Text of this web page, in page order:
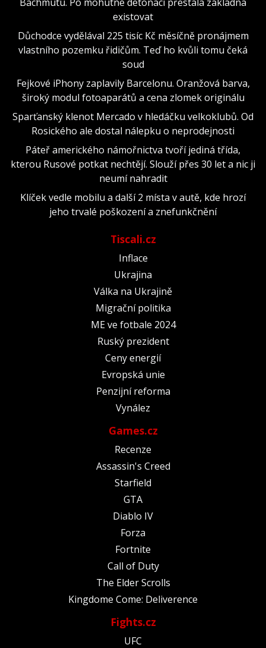
existovat
Důchodce vydělával 225 tisíc Kč měsíčně pronájmem
vlastního pozemku řidičům. Teď ho kvůli tomu čeká
soud
Fejkové iPhony zaplavily Barcelonu. Oranžová barva,
široký modul fotoaparátů a cena zlomek originálu
Sparťanský klenot Mercado v hledáčku velkoklubů. Od
Rosického ale dostal nálepku o neprodejnosti
Páteř amerického námořnictva tvoří jediná třída,
kterou Rusové potkat nechtějí. Slouží přes 30 let a nic ji
neumí nahradit
Klíček vedle mobilu a další 2 místa v autě, kde hrozí
jeho trvalé poškození a znefunkčnění
Tiscali.cz
Inflace
Ukrajina
Válka na Ukrajině
Migrační politika
ME ve fotbale 2024
Ruský prezident
Ceny energií
Evropská unie
Penzijní reforma
Vynález
Games.cz
Recenze
Assassin's Creed
Starfield
GTA
Diablo IV
Forza
Fortnite
Call of Duty
The Elder Scrolls
Kingdome Come: Deliverence
Fights.cz
UFC